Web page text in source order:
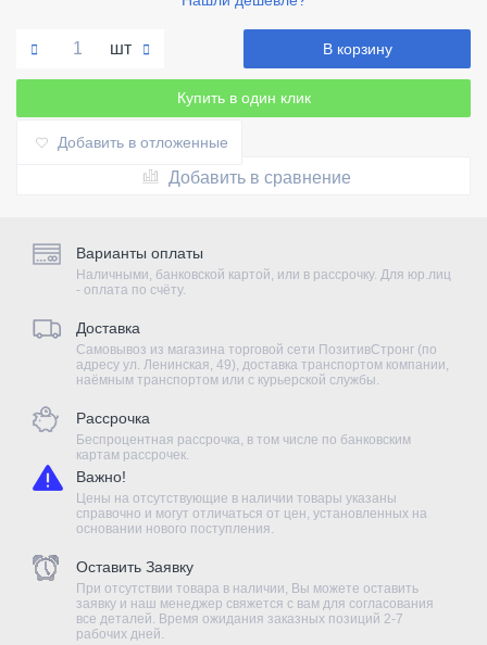
шт В корзину
Купить в один клик
Добавить в отложенные
Добавить в сравнение
Варианты оплаты
Наличными, банковской картой, или в рассрочку. Для юр.лиц
- оплата по счёту.
Доставка
Самовывоз из магазина торговой сети ПозитивСтронг (по
адресу ул. Ленинская, 49), доставка транспортом компании,
наёмным транспортом или с курьерской службы.
Рассрочка
Беспроцентная рассрочка, в том числе по банковским
картам рассрочек.
Важно!
Цены на отсутствующие в наличии товары указаны
справочно и могут отличаться от цен, установленных на
основании нового поступления.
Оставить Заявку
При отсутствии товара в наличии, Вы можете оставить
заявку и наш менеджер свяжется с вам для согласования
все деталей. Время ожидания заказных позиций 2-7
рабочих дней.